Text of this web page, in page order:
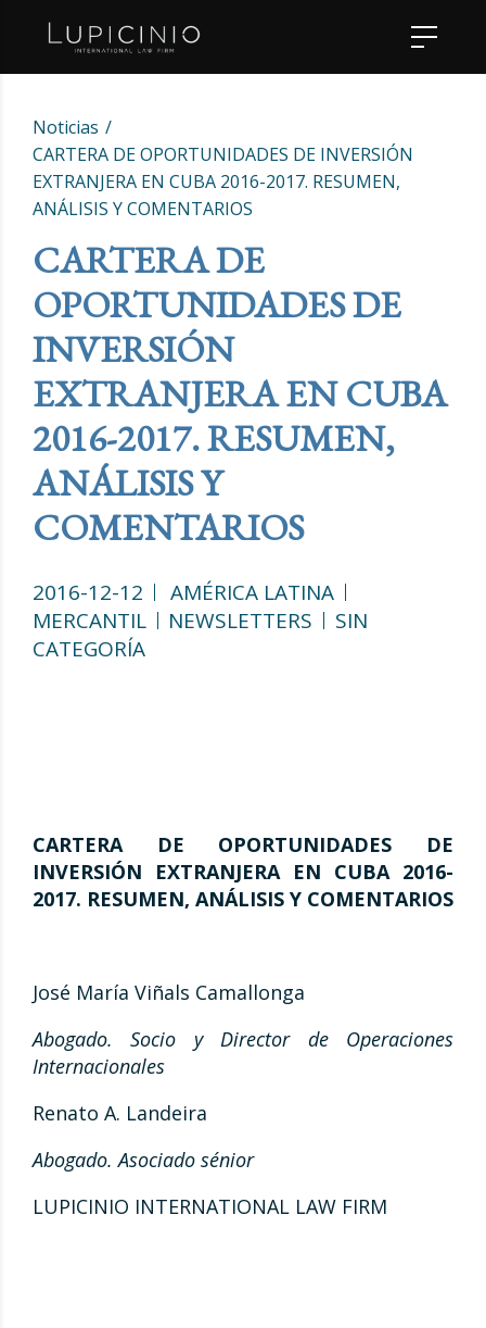
Noticias
CARTERA DE OPORTUNIDADES DE INVERSIÓN
EXTRANJERA EN CUBA 2016-2017. RESUMEN,
ANÁLISIS Y COMENTARIOS
CARTERA DE
OPORTUNIDADES DE
INVERSIÓN
EXTRANJERA EN CUBA
2016-2017. RESUMEN,
ANÁLISIS Y
COMENTARIOS
2016-12-12
AMÉRICA LATINA
MERCANTIL
NEWSLETTERS
SIN
CATEGORÍA
CARTERA DE OPORTUNIDADES DE
INVERSIÓN EXTRANJERA EN CUBA 2016-
2017. RESUMEN, ANÁLISIS Y COMENTARIOS
José María Viñals Camallonga
Abogado. Socio y Director de Operaciones
Internacionales
Renato A. Landeira
Abogado. Asociado sénior
LUPICINIO INTERNATIONAL LAW FIRM